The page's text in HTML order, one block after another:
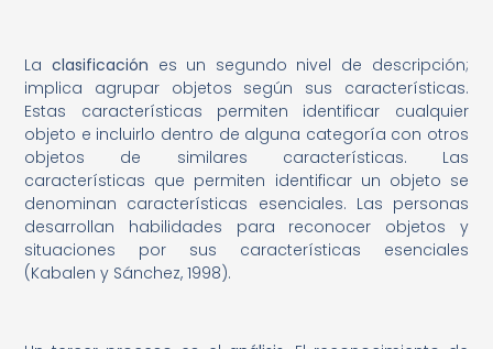
La clasificación es un segundo nivel de descripción;
implica agrupar objetos según sus características.
Estas características permiten identificar cualquier
objeto e incluirlo dentro de alguna categoría con otros
objetos de similares características. Las
características que permiten identificar un objeto se
denominan características esenciales. Las personas
desarrollan habilidades para reconocer objetos y
situaciones por sus características esenciales
(Kabalen y Sánchez, 1998).